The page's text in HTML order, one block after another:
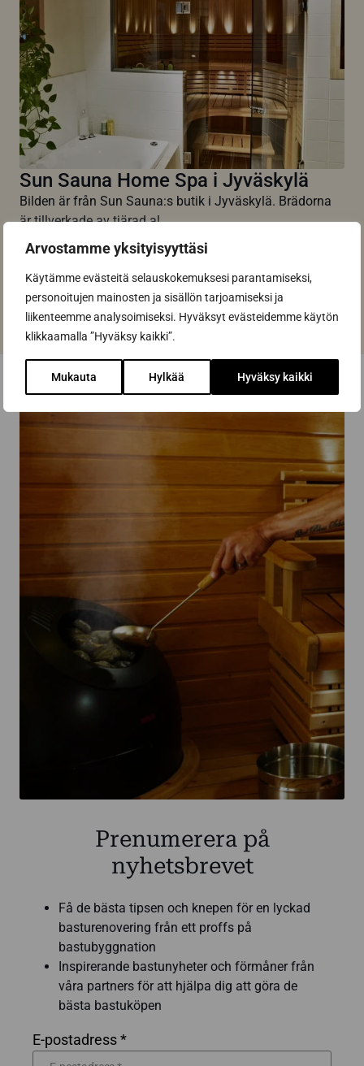
Arvostamme yksityisyyttäsi
Käytämme evästeitä selauskokemuksesi parantamiseksi,
personoitujen mainosten ja sisällön tarjoamiseksi ja
liikenteemme analysoimiseksi. Hyväksyt evästeidemme käytön
klikkaamalla ”Hyväksy kaikki”.
Mukauta Hylkää Hyväksy kaikki
Sun Sauna Home Spa i Jyväskylä
Bilden är från Sun Sauna:s butik i Jyväskylä. Brädorna
är tillverkade av tjärad al...
Read more
All articles
Prenumerera på
nyhetsbrevet
Få de bästa tipsen och knepen för en lyckad
basturenovering från ett proffs på
bastubyggnation
Inspirerande bastunyheter och förmåner från
våra partners för att hjälpa dig att göra de
bästa bastuköpen
E-postadress *